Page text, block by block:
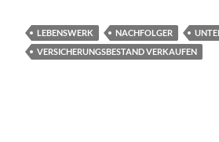
LEBENSWERK NACHFOLGER
VERSICHERUNGSBESTAND VERKAUFEN